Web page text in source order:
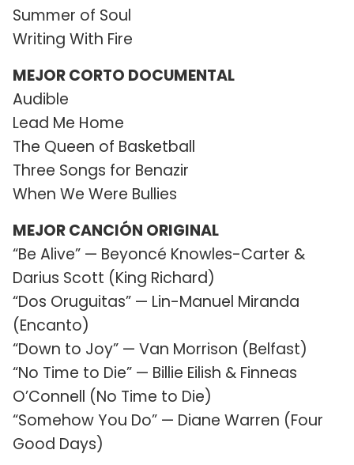
Summer of Soul
Writing With Fire
MEJOR CORTO DOCUMENTAL
Audible
Lead Me Home
The Queen of Basketball
Three Songs for Benazir
When We Were Bullies
MEJOR CANCIÓN ORIGINAL
“Be Alive” — Beyoncé Knowles-Carter &
Darius Scott (King Richard)
“Dos Oruguitas” — Lin-Manuel Miranda
(Encanto)
“Down to Joy” — Van Morrison (Belfast)
“No Time to Die” — Billie Eilish & Finneas
O’Connell (No Time to Die)
“Somehow You Do” — Diane Warren (Four
Good Days)